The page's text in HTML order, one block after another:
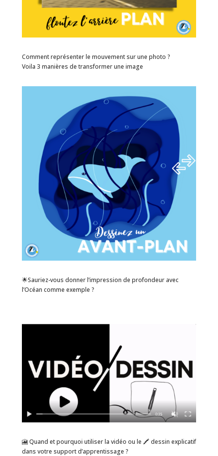
Comment représenter le mouvement sur une photo ?
Voila 3 manières de transformer une image
🌟Sauriez-vous donner l’impression de profondeur avec
l’Océan comme exemple ?
🎦 Quand et pourquoi utiliser la vidéo ou le 🖍️ dessin explicatif
dans votre support d’apprentissage ?